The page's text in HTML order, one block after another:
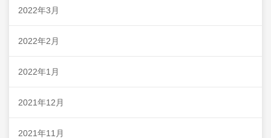
2022年3月
2022年2月
2022年1月
2021年12月
2021年11月